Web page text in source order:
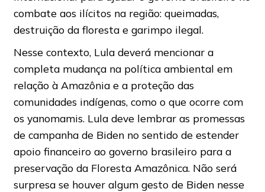
combate aos ilícitos na região: queimadas,
destruição da floresta e garimpo ilegal.
Nesse contexto, Lula deverá mencionar a
completa mudança na política ambiental em
relação à Amazônia e a proteção das
comunidades indígenas, como o que ocorre com
os yanomamis. Lula deve lembrar as promessas
de campanha de Biden no sentido de estender
apoio financeiro ao governo brasileiro para a
preservação da Floresta Amazônica. Não será
surpresa se houver algum gesto de Biden nesse